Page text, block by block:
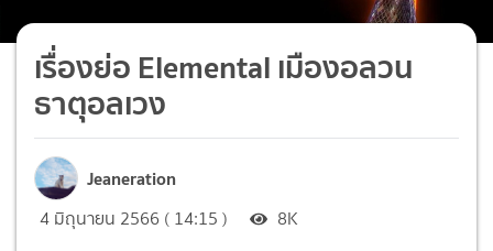
เรื่องย่อ Elemental เมืองอลวน
ธาตุอลเวง
Jeaneration
4 มิถุนายน 2566 ( 14:15 ) 8K